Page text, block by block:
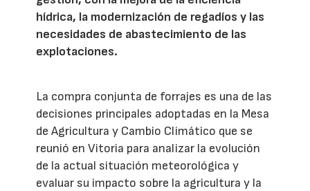
hídrica, la modernización de regadíos y las
necesidades de abastecimiento de las
explotaciones.
La compra conjunta de forrajes es una de las
decisiones principales adoptadas en la Mesa
de Agricultura y Cambio Climático que se
reunió en Vitoria para analizar la evolución
de la actual situación meteorológica y
evaluar su impacto sobre la agricultura y la